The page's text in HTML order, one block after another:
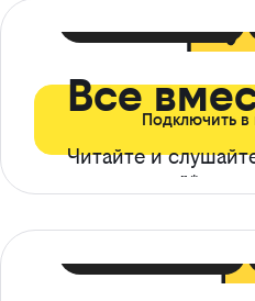
Все
Читайте и
ограничений*
Подключить